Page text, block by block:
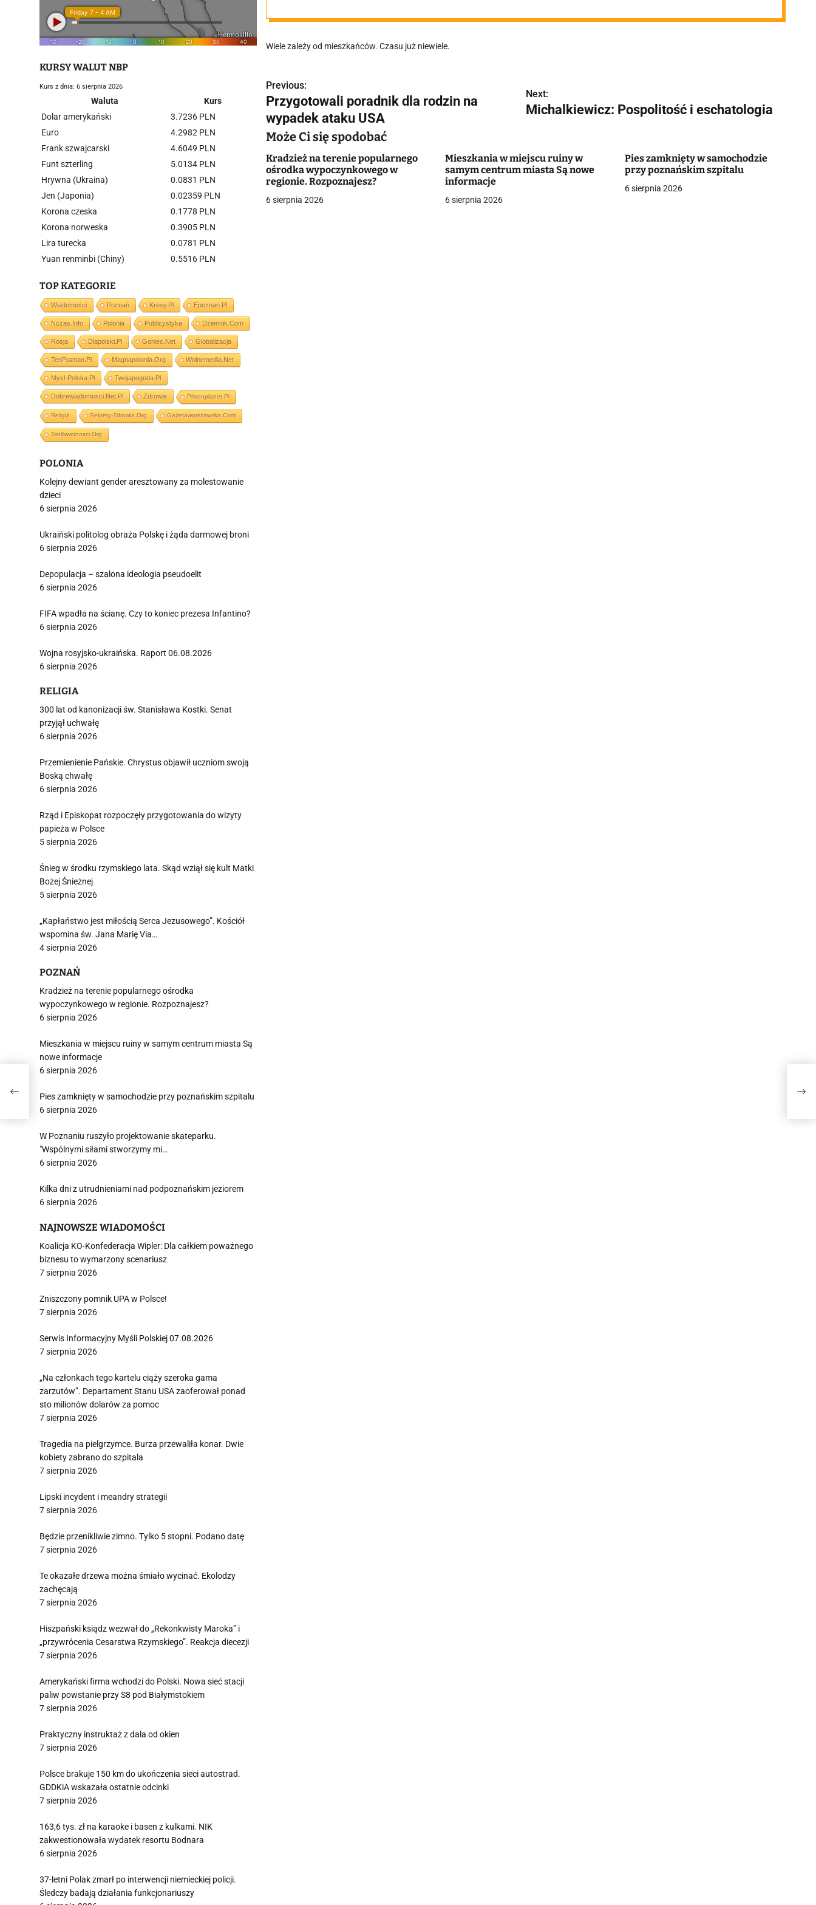
Wiele zależy od mieszkańców. Czasu już niewiele.
N
a
w
i
g
a
Previous:
Przygotowali poradnik dla rodzin na
wypadek ataku USA
Next:
Michalkiewicz: Pospolitość i eschatologia
Może Ci się spodobać
Kradzież na terenie popularnego
ośrodka wypoczynkowego w
regionie. Rozpoznajesz?
6 sierpnia 2026
Mieszkania w miejscu ruiny w
samym centrum miasta Są nowe
informacje
6 sierpnia 2026
Pies zamknięty w samochodzie
przy poznańskim szpitalu
6 sierpnia 2026
KURSY WALUT NBP
Kurs z dnia: 6 sierpnia 2026
Waluta
Kurs
Dolar amerykański
3.7236 PLN
Euro
4.2982 PLN
Frank szwajcarski
4.6049 PLN
Funt szterling
5.0134 PLN
Hrywna (Ukraina)
0.0831 PLN
Jen (Japonia)
0.02359 PLN
Korona czeska
0.1778 PLN
Korona norweska
0.3905 PLN
Lira turecka
0.0781 PLN
Yuan renminbi (Chiny)
0.5516 PLN
TOP KATEGORIE
Wiadomości Poznań Kresy.pl Epoznan.pl
Nczas.info Polonia Publicystyka Dziennik.com
Rosja Dlapolski.pl Goniec.net Globalizacja
TenPoznan.pl Magnapolonia.org Wolnemedia.net
Mysl-Polska.pl Twojapogoda.pl
Dobrewiadomosci.net.pl Zdrowie Prisonplanet.pl
Religia Sekrety-Zdrowia.org Gazetawarszawska.com
Stolikwolnosci.org
POLONIA
Kolejny dewiant gender aresztowany za molestowanie
dzieci
6 sierpnia 2026
Ukraiński politolog obraża Polskę i żąda darmowej broni
6 sierpnia 2026
Depopulacja – szalona ideologia pseudoelit
6 sierpnia 2026
FIFA wpadła na ścianę. Czy to koniec prezesa Infantino?
6 sierpnia 2026
Wojna rosyjsko-ukraińska. Raport 06.08.2026
6 sierpnia 2026
RELIGIA
300 lat od kanonizacji św. Stanisława Kostki. Senat
przyjął uchwałę
6 sierpnia 2026
Przemienienie Pańskie. Chrystus objawił uczniom swoją
Boską chwałę
6 sierpnia 2026
Rząd i Episkopat rozpoczęły przygotowania do wizyty
papieża w Polsce
5 sierpnia 2026
Śnieg w środku rzymskiego lata. Skąd wziął się kult Matki
Bożej Śnieżnej
5 sierpnia 2026
„Kapłaństwo jest miłością Serca Jezusowego”. Kościół
wspomina św. Jana Marię Via…
4 sierpnia 2026
POZNAŃ
Kradzież na terenie popularnego ośrodka
wypoczynkowego w regionie. Rozpoznajesz?
6 sierpnia 2026
Mieszkania w miejscu ruiny w samym centrum miasta Są
nowe informacje
6 sierpnia 2026
Pies zamknięty w samochodzie przy poznańskim szpitalu
6 sierpnia 2026
W Poznaniu ruszyło projektowanie skateparku.
"Wspólnymi siłami stworzymy mi…
6 sierpnia 2026
Kilka dni z utrudnieniami nad podpoznańskim jeziorem
6 sierpnia 2026
NAJNOWSZE WIADOMOŚCI
Koalicja KO-Konfederacja Wipler: Dla całkiem poważnego
biznesu to wymarzony scenariusz
7 sierpnia 2026
Zniszczony pomnik UPA w Polsce!
7 sierpnia 2026
Serwis Informacyjny Myśli Polskiej 07.08.2026
7 sierpnia 2026
„Na członkach tego kartelu ciąży szeroka gama
zarzutów”. Departament Stanu USA zaoferował ponad
sto milionów dolarów za pomoc
7 sierpnia 2026
Tragedia na pielgrzymce. Burza przewaliła konar. Dwie
kobiety zabrano do szpitala
7 sierpnia 2026
Lipski incydent i meandry strategii
7 sierpnia 2026
Będzie przenikliwie zimno. Tylko 5 stopni. Podano datę
7 sierpnia 2026
Te okazałe drzewa można śmiało wycinać. Ekolodzy
zachęcają
7 sierpnia 2026
Hiszpański ksiądz wezwał do „Rekonkwisty Maroka” i
„przywrócenia Cesarstwa Rzymskiego”. Reakcja diecezji
7 sierpnia 2026
Amerykański firma wchodzi do Polski. Nowa sieć stacji
paliw powstanie przy S8 pod Białymstokiem
7 sierpnia 2026
Praktyczny instruktaż z dala od okien
7 sierpnia 2026
Polsce brakuje 150 km do ukończenia sieci autostrad.
GDDKiA wskazała ostatnie odcinki
7 sierpnia 2026
163,6 tys. zł na karaoke i basen z kulkami. NIK
zakwestionowała wydatek resortu Bodnara
6 sierpnia 2026
37-letni Polak zmarł po interwencji niemieckiej policji.
Śledczy badają działania funkcjonariuszy